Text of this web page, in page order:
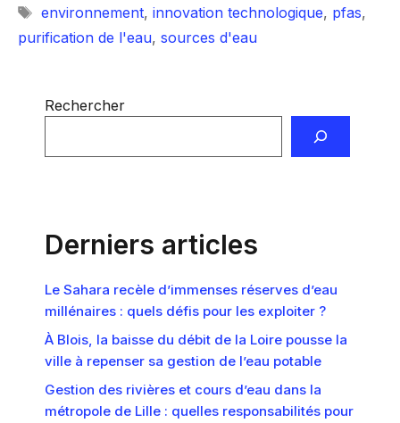
Étiquettes
environnement, innovation technologique, pfas,
purification de l'eau, sources d'eau
Rechercher
Derniers articles
Le Sahara recèle d’immenses réserves d’eau
millénaires : quels défis pour les exploiter ?
À Blois, la baisse du débit de la Loire pousse la
ville à repenser sa gestion de l’eau potable
Gestion des rivières et cours d’eau dans la
métropole de Lille : quelles responsabilités pour